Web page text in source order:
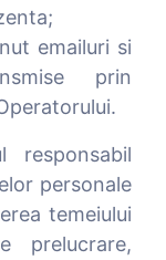
emailuri si
prin
responsabil
personale
temeiului
prelucrare,